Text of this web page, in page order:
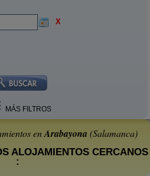
X
MÁS FILTROS
enArabayona (Salamanca)
ALOJAMIENTOS CERCANOS
: